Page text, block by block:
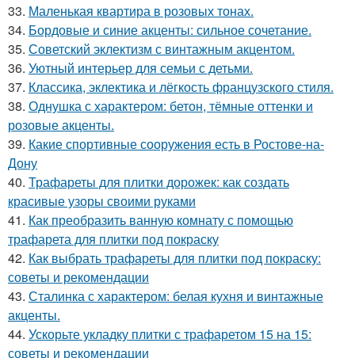
33. Маленькая квартира в розовых тонах.
34. Бордовые и синие акценты: сильное сочетание.
35. Советский эклектизм с винтажным акцентом.
36. Уютный интерьер для семьи с детьми.
37. Классика, эклектика и лёгкость французского стиля.
38. Однушка с характером: бетон, тёмные оттенки и
розовые акценты.
39. Какие спортивные сооружения есть в Ростове-на-
Дону
40. Трафареты для плитки дорожек: как создать
красивые узоры своими руками
41. Как преобразить ванную комнату с помощью
трафарета для плитки под покраску
42. Как выбрать трафареты для плитки под покраску:
советы и рекомендации
43. Сталинка с характером: белая кухня и винтажные
акценты.
44. Ускорьте укладку плитки с трафаретом 15 на 15:
советы и рекомендации